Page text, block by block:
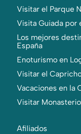
Visitar el Parque
Visita Guiada por
Los mejores
España
Enoturismo en
Visitar el
Vacaciones en la
Visitar
Afiliados